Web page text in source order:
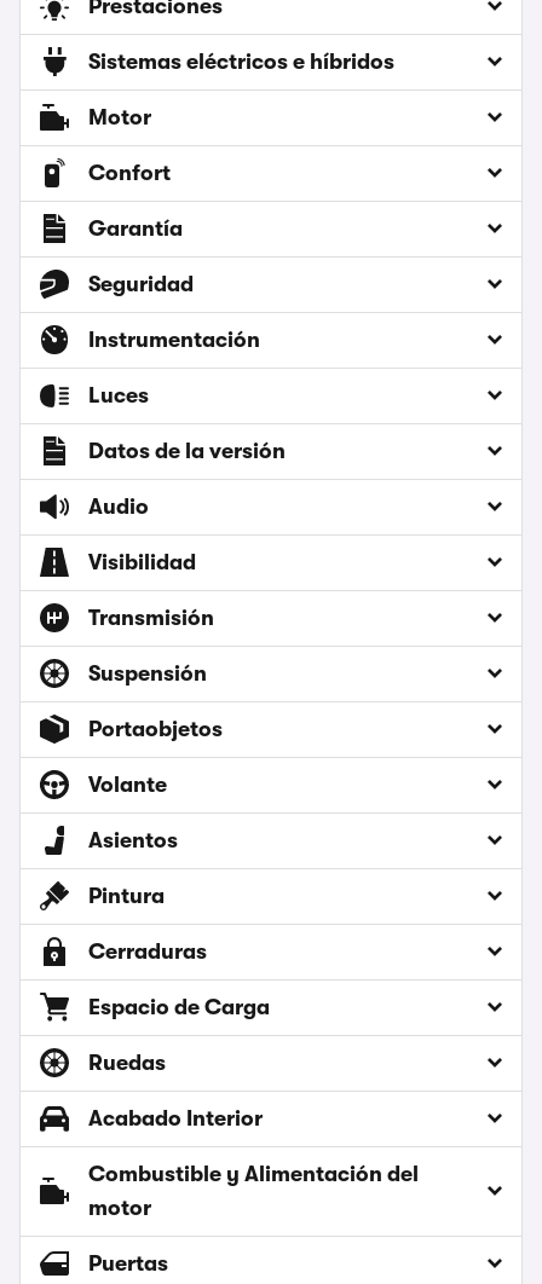
Prestaciones
Sistemas eléctricos e híbridos
Motor
Confort
Garantía
Seguridad
Instrumentación
Luces
Datos de la versión
Audio
Visibilidad
Transmisión
Suspensión
Portaobjetos
Volante
Asientos
Pintura
Cerraduras
Espacio de Carga
Ruedas
Acabado Interior
Combustible y Alimentación del
motor
Puertas